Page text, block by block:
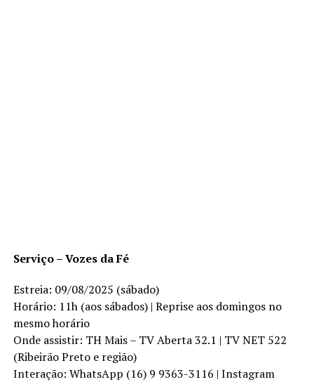
Serviço – Vozes da Fé
Estreia: 09/08/2025 (sábado)
Horário: 11h (aos sábados) | Reprise aos domingos no
mesmo horário
Onde assistir: TH Mais – TV Aberta 32.1 | TV NET 522
(Ribeirão Preto e região)
Interação: WhatsApp (16) 9 9363-3116 | Instagram